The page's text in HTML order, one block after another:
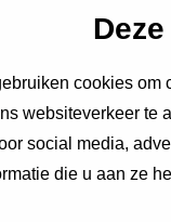
cookies om
websiteverkeer te
social media,
die u aan ze
aan de slag met
past de kennis
direct in de
van de docent,
deelnemers de